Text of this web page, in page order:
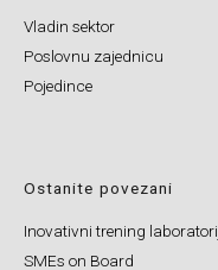
Vladin sektor
Poslovnu zajednicu
Pojedince
Ostanite povezani
Inovativni trening
SMEs on Board